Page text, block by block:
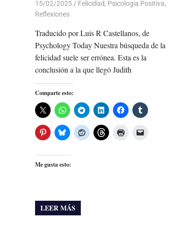
15/02/2025 De todo un Poco
Felicidad, Psicologia Positiva,
Reflexiones
Traducido por Luis R Castellanos, de
Psychology Today Nuestra búsqueda de la
felicidad suele ser errónea. Esta es la
conclusión a la que llegó Judith
Comparte esto:
Me gusta esto:
LEER MÁS